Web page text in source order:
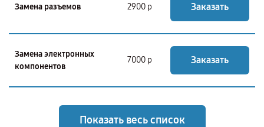
Замена разъемов 2900 р Заказать
Замена электронных
компонентов
7000 р Заказать
Показать весь список